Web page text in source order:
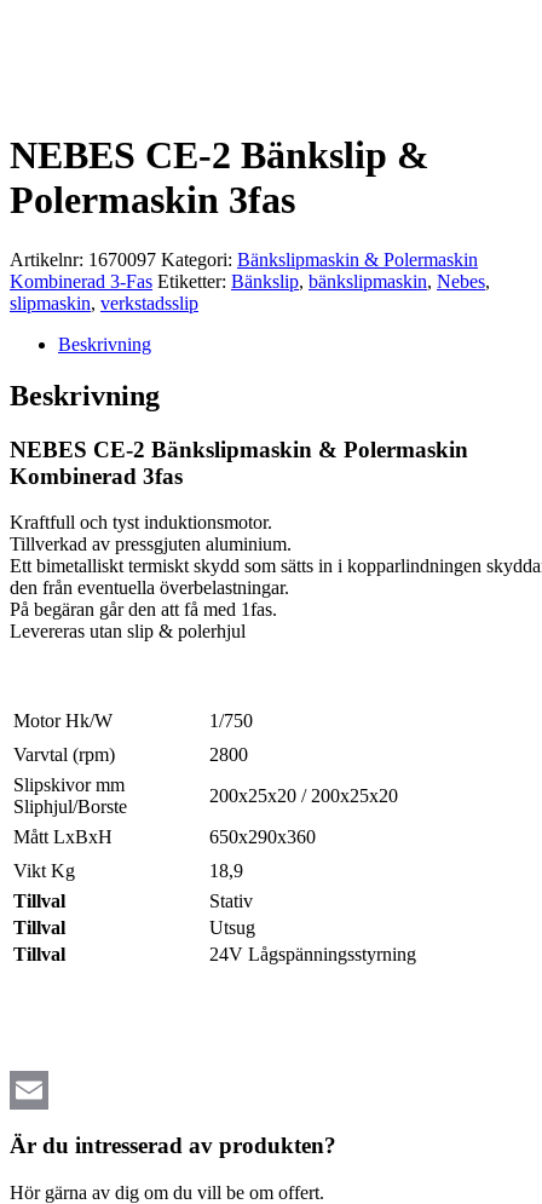
NEBES CE-2 Bänkslip &
Polermaskin 3fas
Artikelnr: 1670097 Kategori: Bänkslipmaskin & Polermaskin
Kombinerad 3-Fas Etiketter: Bänkslip, bänkslipmaskin, Nebes,
slipmaskin, verkstadsslip
Beskrivning
Beskrivning
NEBES CE-2 Bänkslipmaskin & Polermaskin
Kombinerad 3fas
Kraftfull och tyst induktionsmotor.
Tillverkad av pressgjuten aluminium.
Ett bimetalliskt termiskt skydd som sätts in i kopparlindningen
den från eventuella överbelastningar.
På begäran går den att få med 1fas.
Levereras utan slip & polerhjul
Motor Hk/W
1/750
Varvtal (rpm)
2800
Slipskivor mm
Sliphjul/Borste
200x25x20 / 200x25x20
Mått LxBxH
650x290x360
Vikt Kg
18,9
Tillval
Stativ
Tillval
Utsug
Tillval
24V Lågspänningsstyrning
Email
Är du intresserad av produkten?
Hör gärna av dig om du vill be om offert.